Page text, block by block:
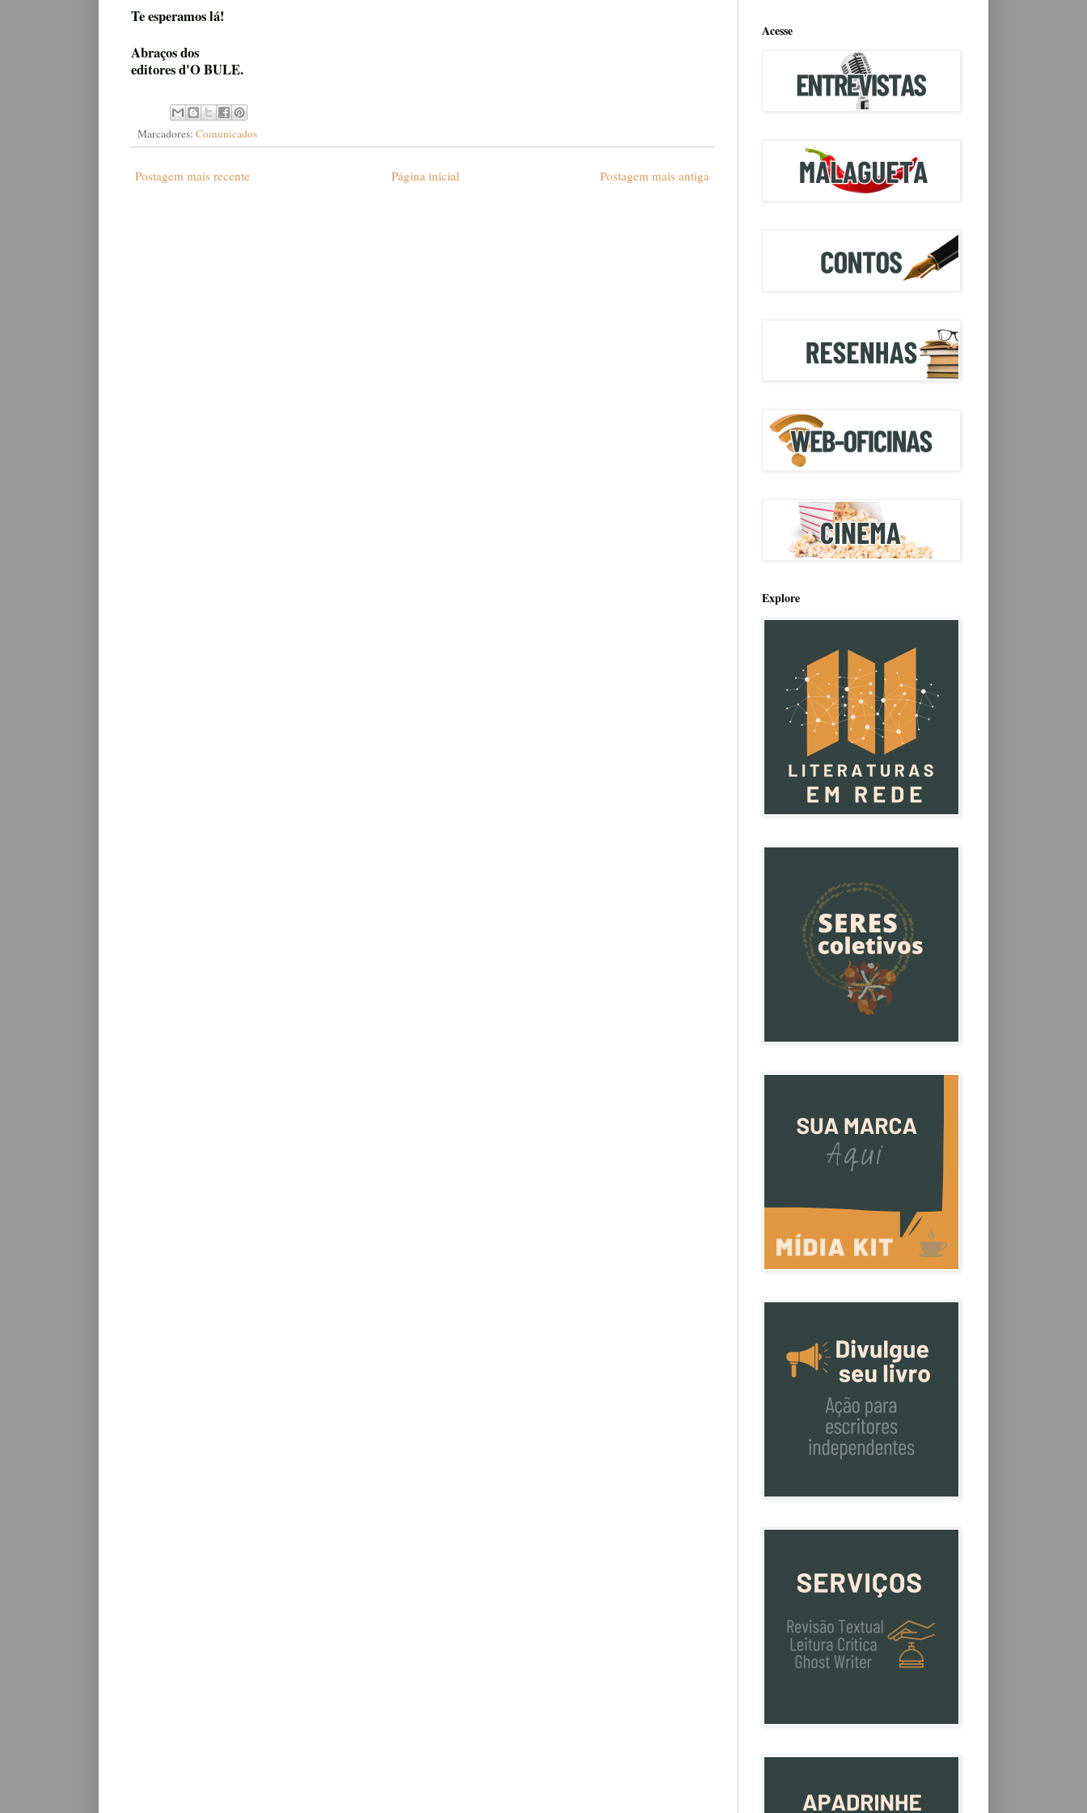
Te esperamos lá!
Abraços dos
editores d'O BULE.
Marcadores: Comunicados
Postagem mais recente Postagem mais antiga
Página inicial
Acesse
Explore